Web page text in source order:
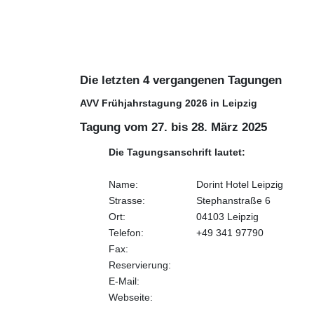
Die letzten 4 vergangenen Tagungen
AVV Frühjahrstagung 2026 in Leipzig
Tagung vom 27. bis 28. März 2025
Die Tagungsanschrift lautet:
Name:
Dorint Hotel Leipzig
Strasse:
Stephanstraße 6
Ort:
04103 Leipzig
Telefon:
+49 341 97790
Fax:
Reservierung:
E-Mail:
Webseite: